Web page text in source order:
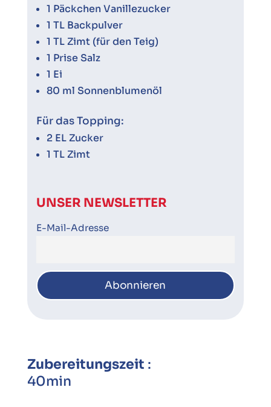
1 Päckchen Vanillezucker
1 TL Backpulver
1 TL Zimt (für den Teig)
1 Prise Salz
1 Ei
80 ml Sonnenblumenöl
Für das Topping:
2 EL Zucker
1 TL Zimt
UNSER NEWSLETTER
E-Mail-Adresse
Zubereitungszeit :
40min